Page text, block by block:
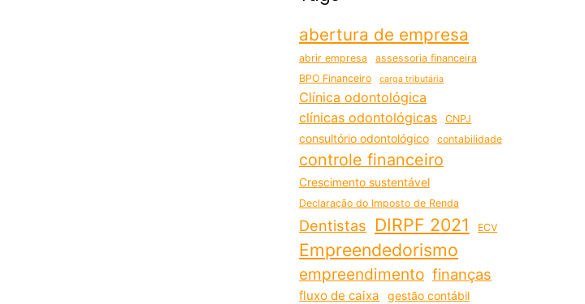
abertura de empresa
abrir empresa
assessoria financeira
BPO Financeiro
carga tributária
Clínica odontológica
clínicas odontológicas
CNPJ
consultório odontológico contabilidade
controle financeiro
Crescimento sustentável
Declaração do Imposto de Renda
Dentistas DIRPF 2021 ECV
Empreendedorismo
empreendimento finanças
fluxo de caixa gestão contábil